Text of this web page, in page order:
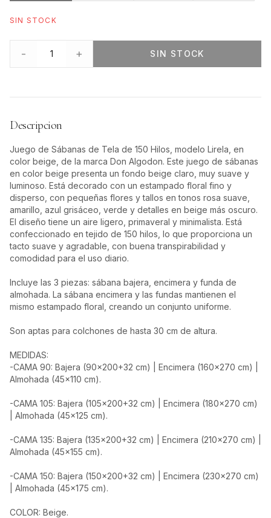
SIN STOCK
- 1 + SIN STOCK
Descripcion
Juego de Sábanas de Tela de 150 Hilos, modelo Lirela, en
color beige, de la marca Don Algodon. Este juego de sábanas
en color beige presenta un fondo beige claro, muy suave y
luminoso. Está decorado con un estampado floral fino y
disperso, con pequeñas flores y tallos en tonos rosa suave,
amarillo, azul grisáceo, verde y detalles en beige más oscuro.
El diseño tiene un aire ligero, primaveral y minimalista. Está
confeccionado en tejido de 150 hilos, lo que proporciona un
tacto suave y agradable, con buena transpirabilidad y
comodidad para el uso diario.
Incluye las 3 piezas: sábana bajera, encimera y funda de
almohada. La sábana encimera y las fundas mantienen el
mismo estampado floral, creando un conjunto uniforme.
Son aptas para colchones de hasta 30 cm de altura.
MEDIDAS:
-CAMA 90: Bajera (90x200+32 cm) | Encimera (160x270 cm) |
Almohada (45x110 cm).
-CAMA 105: Bajera (105x200+32 cm) | Encimera (180x270 cm)
| Almohada (45x125 cm).
-CAMA 135: Bajera (135x200+32 cm) | Encimera (210x270 cm) |
Almohada (45x155 cm).
-CAMA 150: Bajera (150x200+32 cm) | Encimera (230x270 cm)
| Almohada (45x175 cm).
COLOR: Beige.